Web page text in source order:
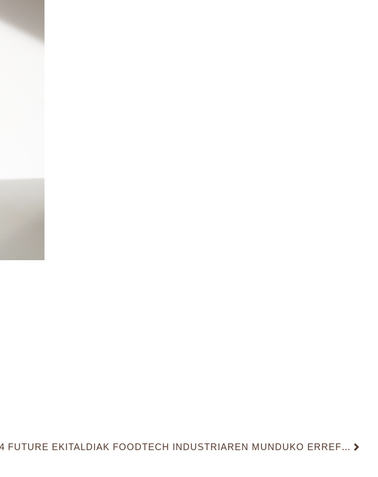
FOOD 4 FUTURE EKITALDIAK FOODTECH INDUSTRIAREN MUNDUKO ERREFERENTE BIHURTUKO DU EUSKADI